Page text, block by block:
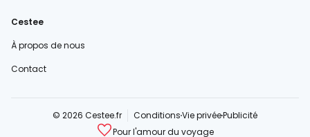
Cestee
À propos de nous
Contact
© 2026 Cestee.fr ConditionsVie privéePublicité
Pour l'amour du voyage